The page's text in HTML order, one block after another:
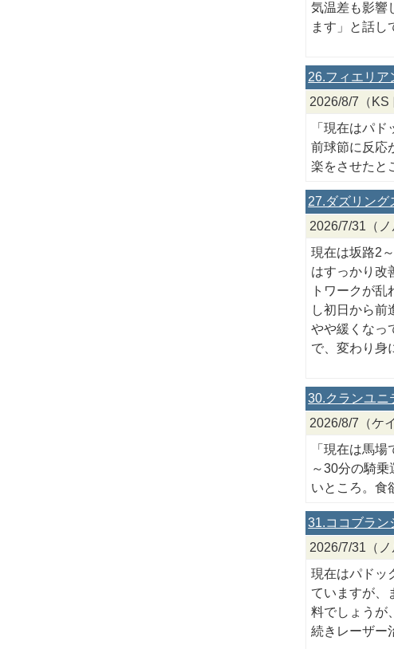
気温差も影響
ます」と話し
26.フィエリ
2026/8/7（KS
「現在はパ
前球節に反応
楽をさせたと
27.ダズリング
2026/7/31（
現在は坂路2
はすっかり改
トワークが
し初日から前
やや緩くなっ
で、変わり身
30.クランユ
2026/8/7（ケ
「現在は馬
～30分の騎
いところ。食
31.ココブラン
2026/7/31（
現在はパドッ
ていますが、
料でしょうが
続きレーザー